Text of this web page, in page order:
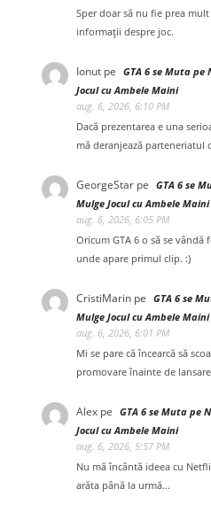
Sper doar să nu fie prea
informații despre joc.
Ionut pe GTA 6 se Muta pe
Jocul cu Ambele Maini
aug. 6, 2026, 6:10 PM
Dacă prezentarea e una
mă deranjează parteneriatul
GeorgeStar pe GTA 6 se
Mulge Jocul cu Ambele Maini
aug. 6, 2026, 6:05 PM
Oricum GTA 6 o să se
unde apare primul clip. :)
CristiMarin pe GTA 6 se
Mulge Jocul cu Ambele Maini
aug. 6, 2026, 6:01 PM
Mi se pare că încearcă să
promovare înainte de
Alex pe GTA 6 se Muta pe
Jocul cu Ambele Maini
aug. 6, 2026, 5:57 PM
Nu mă încântă ideea cu
arăta până la urmă...